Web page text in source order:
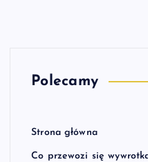
Polecamy
Strona główna
Co przewozi się